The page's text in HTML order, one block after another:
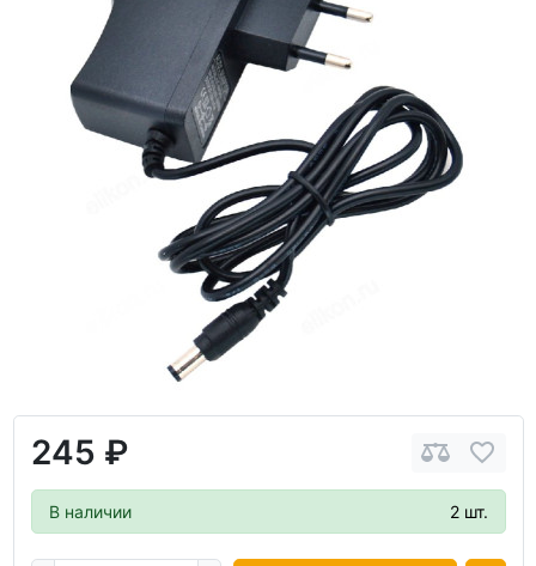
245 ₽
В наличии 2 шт.